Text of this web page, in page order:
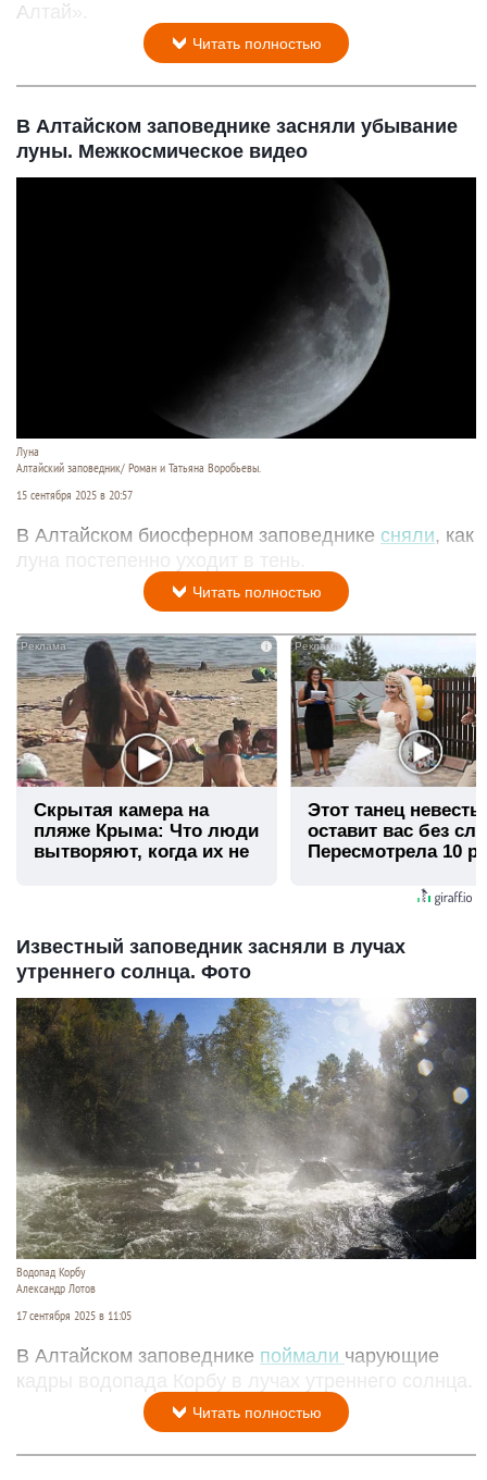
Алтай».
Читать полностью
В Алтайском заповеднике засняли убывание
луны. Межкосмическое видео
Луна
Алтайский заповедник/ Роман и Татьяна Воробьевы.
15 сентября 2025 в 20:57
В Алтайском биосферном заповеднике сняли, как
луна постепенно уходит в тень.
Читать полностью
i
Скрытая камера на
пляже Крыма: Что люди
вытворяют, когда их не
Этот танец невесты
оставит вас без
Пересмотрела 10
Известный заповедник засняли в лучах
утреннего солнца. Фото
Водопад Корбу
Александр Лотов
17 сентября 2025 в 11:05
В Алтайском заповеднике поймали чарующие
кадры водопада Корбу в лучах утреннего солнца.
Читать полностью